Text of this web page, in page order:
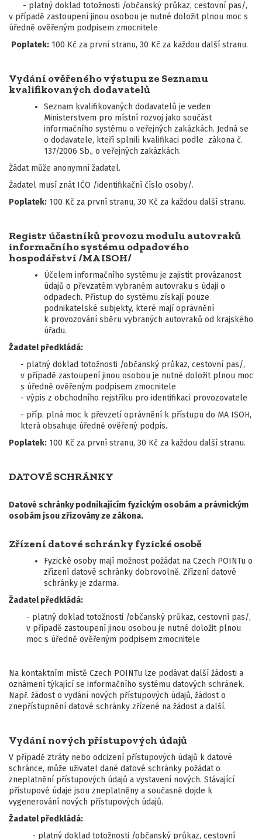
- platný doklad totožnosti /občanský průkaz, cestovní pas/,
v případě zastoupení jinou osobou je nutné doložit plnou moc s
úředně ověřeným podpisem zmocnitele
Poplatek: 100 Kč za první stranu, 30 Kč za každou další stranu.
Vydání ověřeného výstupu ze Seznamu
kvalifikovaných dodavatelů
Seznam kvalifikovaných dodavatelů je veden
Ministerstvem pro místní rozvoj jako součást
informačního systému o veřejných zakázkách. Jedná se
o dodavatele, kteří splnili kvalifikaci podle zákona č.
137/2006 Sb., o veřejných zakázkách.
Žádat může anonymní žadatel.
Žadatel musí znát IČO /identifikační číslo osoby/.
Poplatek: 100 Kč za první stranu, 30 Kč za každou další stranu.
Registr účastníků provozu modulu autovraků
informačního systému odpadového
hospodářství /MA ISOH/
Účelem informačního systému je zajistit provázanost
údajů o převzatém vybraném autovraku s údaji o
odpadech. Přístup do systému získají pouze
podnikatelské subjekty, které mají oprávnění
k provozování sběru vybraných autovraků od krajského
úřadu.
Žadatel předkládá:
- platný doklad totožnosti /občanský průkaz, cestovní pas/,
v případě zastoupení jinou osobou je nutné doložit plnou moc
s úředně ověřeným podpisem zmocnitele
- výpis z obchodního rejstříku pro identifikaci provozovatele
- příp. plná moc k převzetí oprávnění k přístupu do MA ISOH,
která obsahuje úředně ověřený podpis.
Poplatek: 100 Kč za první stranu, 30 Kč za každou další stranu.
DATOVÉ SCHRÁNKY
Datové schránky podnikajícím fyzickým osobám a právnickým
osobám jsou zřizovány ze zákona.
Zřízení datové schránky fyzické osobě
Fyzické osoby mají možnost požádat na Czech POINTu o
zřízení datové schránky dobrovolně. Zřízení datové
schránky je zdarma.
Žadatel předkládá:
- platný doklad totožnosti /občanský průkaz, cestovní pas/,
v případě zastoupení jinou osobou je nutné doložit plnou
moc s úředně ověřeným podpisem zmocnitele
Na kontaktním místě Czech POINTu lze podávat další žádosti a
oznámení týkající se informačního systému datových schránek.
Např. žádost o vydání nových přístupových údajů, žádost o
znepřístupnění datové schránky zřízené na žádost a další.
Vydání nových přístupových údajů
V případě ztráty nebo odcizení přístupových údajů k datové
schránce, může uživatel dané datové schránky požádat o
zneplatnění přístupových údajů a vystavení nových. Stávající
přístupové údaje jsou zneplatněny a současně dojde k
vygenerování nových přístupových údajů.
Žadatel předkládá:
- platný doklad totožnosti /občanský průkaz, cestovní